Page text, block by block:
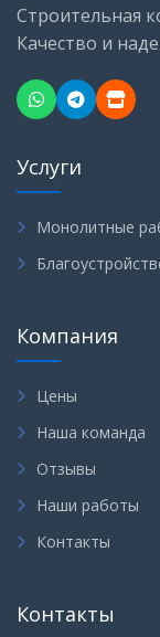
Строительная
Качество и
Услуги
Монолитные
Компания
Цены
Наша команда
Отзывы
Наши работы
Контакты
Контакты